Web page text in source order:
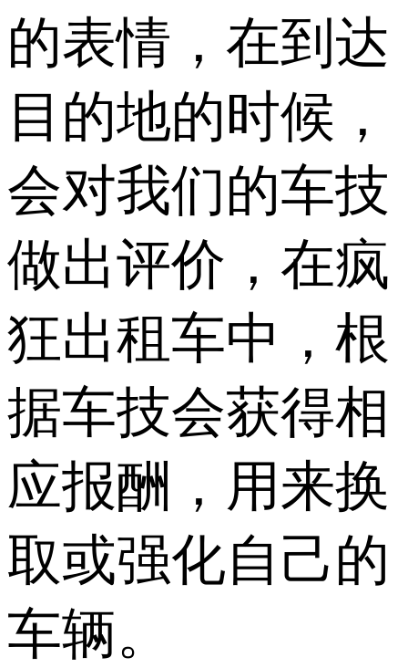
的表情，在到达
目的地的时候，
会对我们的车技
做出评价，在疯
狂出租车中，根
据车技会获得相
应报酬，用来换
取或强化自己的
车辆。